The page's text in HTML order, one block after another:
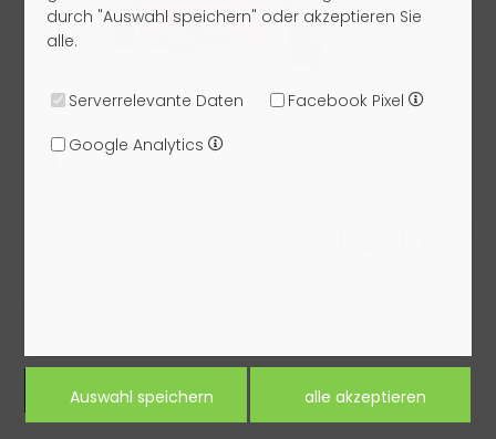
durch "Auswahl speichern" oder akzeptieren Sie
alle.
Serverrelevante Daten
Facebook Pixel
Google Analytics